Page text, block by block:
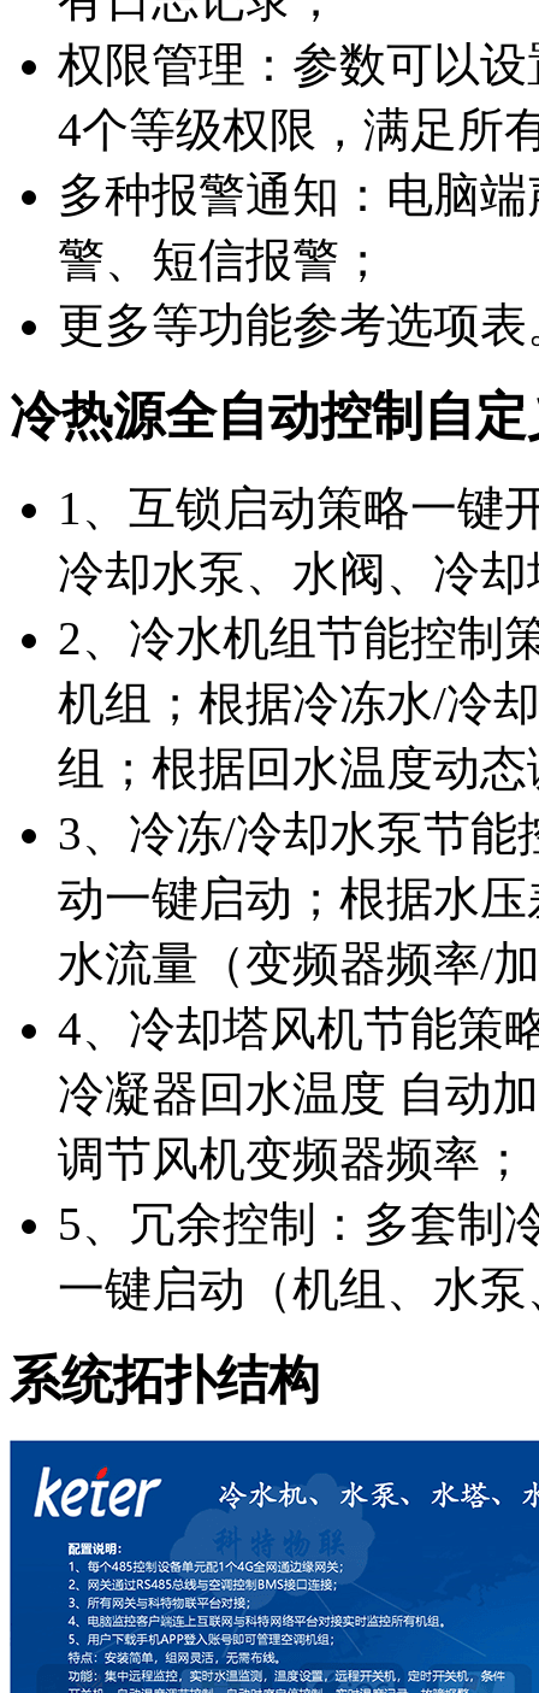
权限管理：参数可以
4个等级权限，满足所
多种报警通知：电脑
警、短信报警；
更多等功能参考选项表
冷热源全自动控制自
1、互锁启动策略一键
冷却水泵、水阀、冷
2、冷水机组节能控制
机组；根据冷冻水/冷
组；根据回水温度动
3、冷冻/冷却水泵节
动一键启动；根据水
水流量（变频器频率/
4、冷却塔风机节能策
冷凝器回水温度 自动
调节风机变频器频率；
5、冗余控制：多套制
一键启动（机组、水
系统拓扑结构